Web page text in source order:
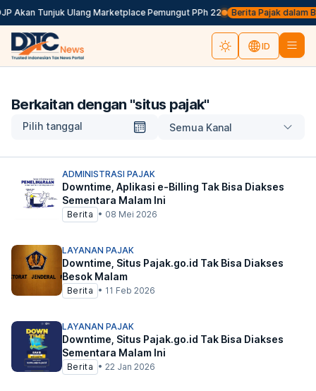
Akan Tunjuk Ulang Marketplace Pemungut PPh 22 Berita Pajak dalam
ID
Berkaitan dengan "situs pajak"
Pilih tanggal Semua Kanal
ADMINISTRASI PAJAK
Downtime, Aplikasi e-Billing Tak Bisa Diakses
Sementara Malam Ini
Berita • 08 Mei 2026
LAYANAN PAJAK
Downtime, Situs Pajak.go.id Tak Bisa Diakses
Besok Malam
Berita • 11 Feb 2026
LAYANAN PAJAK
Downtime, Situs Pajak.go.id Tak Bisa Diakses
Sementara Malam Ini
Berita • 22 Jan 2026